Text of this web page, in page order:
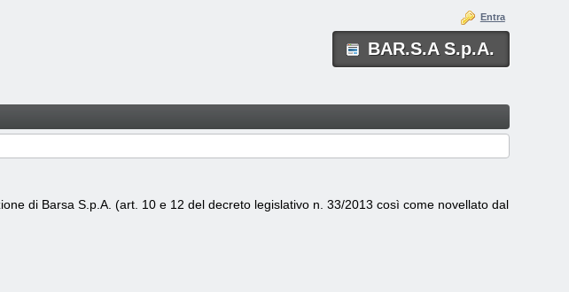
BAR.S.A S.p.A.
Entra
di Barsa S.p.A. (art. 10 e 12 del decreto legislativo n. 33/2013 così come novellato dal